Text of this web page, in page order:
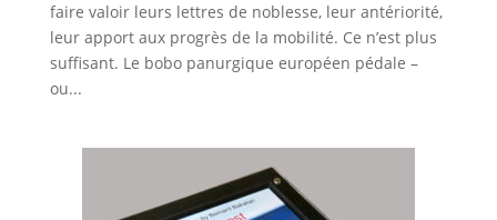
faire valoir leurs lettres de noblesse, leur antériorité,
leur apport aux progrès de la mobilité. Ce n’est plus
suffisant. Le bobo panurgique européen pédale –
ou...